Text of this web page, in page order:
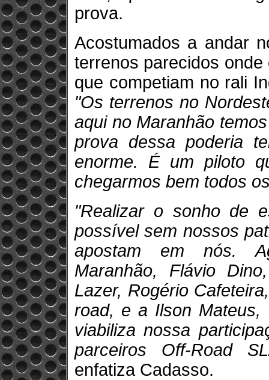
prova.
Acostumados a andar
terrenos parecidos
que competiam no rali
"Os terrenos no
aqui no Maranhão
prova dessa poderia
enorme. É um piloto
chegarmos bem todos
"Realizar o sonho de
possível sem nossos
apostam em nós.
Maranhão, Flávio
Lazer, Rogério
road, e a Ilson Mateus,
viabiliza nossa
parceiros Off-Road
enfatiza Cadasso.